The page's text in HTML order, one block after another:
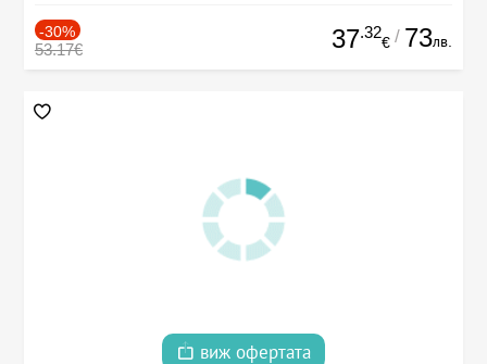
-30%
53.17€ 37.32
€ / 73лв.
виж офертата